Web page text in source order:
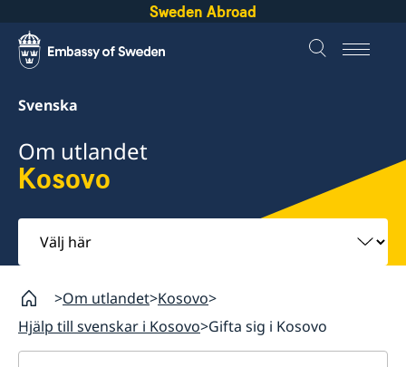
Sweden Abroad
Svenska
Om utlandet
Kosovo
Välj
här
Om utlandet Kosovo
Hjälp till svenskar i Kosovo Gifta sig i Kosovo